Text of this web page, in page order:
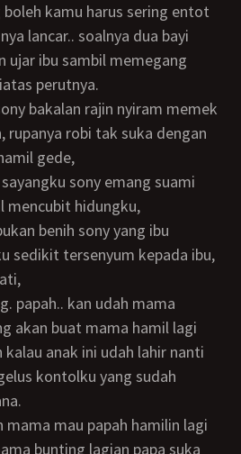
lancar.. soalnya dua bayi
ujar ibu sambil memegang
perutnya.
rupanya robi tak suka dengan
gede,
mencubit hidungku,
sedikit tersenyum kepada ibu,
akan buat mama hamil lagi
anak ini udah lahir nanti
kontolku yang sudah
bunting lagian papa suka